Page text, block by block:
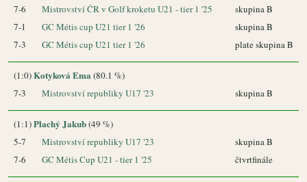
7-6
Mistrovství ČR v Golf kroketu U21 - tier 1 '25
skupina B
7-1
GC Métis cup U21 tier 1 '26
skupina B
7-3
GC Métis cup U21 tier 1 '26 plate skupina B
(1:0)Kotyková Ema (80.1 %)
7-3
Mistrovství republiky U17 '23 skupina B
(1:1)Plachý Jakub(49 %)
5-7
Mistrovství republiky U17 '23
skupina B
7-6
GC Métis Cup U21 - tier 1 '25 čtvrtfinále